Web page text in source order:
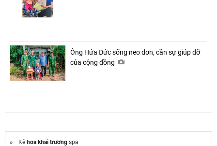
Ông Hứa Đức sống neo đơn, cần sự giúp đỡ
của cộng đồng
Kệ hoa khai trương spa